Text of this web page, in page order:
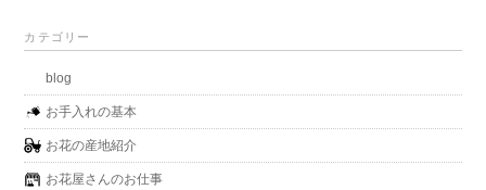
カテゴリー
blog
お手入れの基本
お花の産地紹介
お花屋さんのお仕事